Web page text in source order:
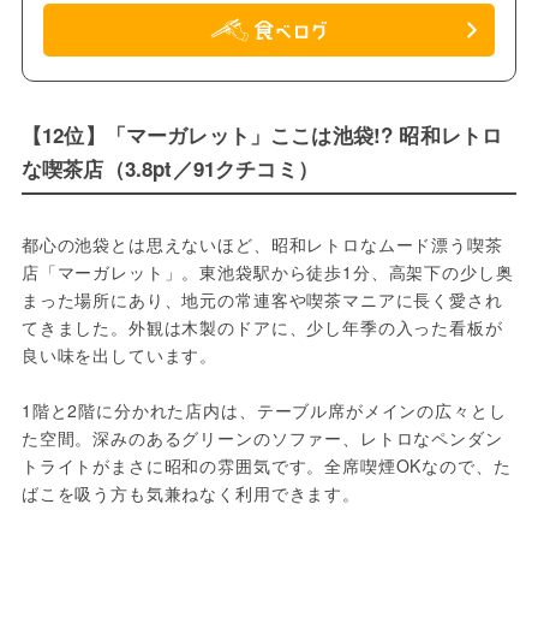
【12位】「マーガレット」ここは池袋!? 昭和レトロ
な喫茶店（3.8pt／91クチコミ）
都心の池袋とは思えないほど、昭和レトロなムード漂う喫茶
店「マーガレット」。東池袋駅から徒歩1分、高架下の少し奥
まった場所にあり、地元の常連客や喫茶マニアに長く愛され
てきました。外観は木製のドアに、少し年季の入った看板が
良い味を出しています。
1階と2階に分かれた店内は、テーブル席がメインの広々とし
た空間。深みのあるグリーンのソファー、レトロなペンダン
トライトがまさに昭和の雰囲気です。全席喫煙OKなので、た
ばこを吸う方も気兼ねなく利用できます。